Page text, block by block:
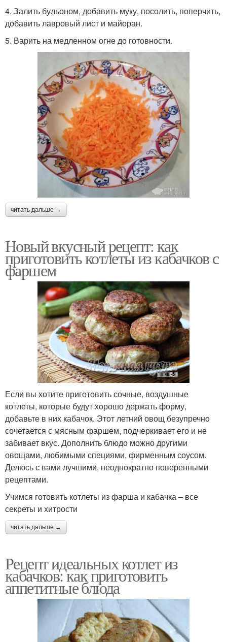
4. Залить бульоном, добавить муку, посолить, поперчить,
добавить лавровый лист и майоран.
5. Варить на медленном огне до готовности.
читать дальше →
Новый вкусный рецепт: как
приготовить котлеты из кабачков с
фаршем
Если вы хотите приготовить сочные, воздушные
котлеты, которые будут хорошо держать форму,
добавьте в них кабачок. Этот летний овощ безупречно
сочетается с мясным фаршем, подчеркивает его и не
забивает вкус. Дополнить блюдо можно другими
овощами, любимыми специями, фирменным соусом.
Делюсь с вами лучшими, неоднократно поверенными
рецептами.
Учимся готовить котлеты из фарша и кабачка – все
секреты и хитрости
читать дальше →
Рецепт идеальных котлет из
кабачков: как приготовить
аппетитные блюда